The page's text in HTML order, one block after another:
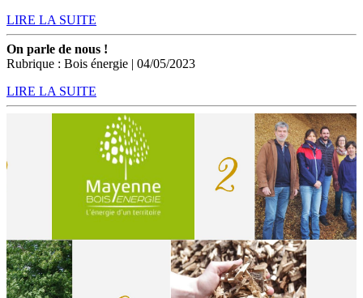
LIRE LA SUITE
On parle de nous !
Rubrique : Bois énergie | 04/05/2023
LIRE LA SUITE